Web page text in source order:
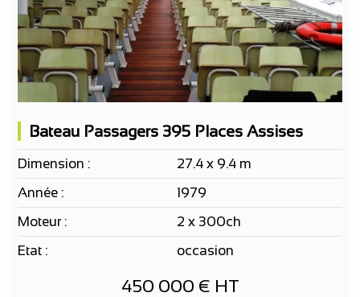
Bateau Passagers 395 Places Assises
Dimension :
27.4 x 9.4 m
Année :
1979
Moteur :
2 x 300ch
Etat :
occasion
450 000 € HT